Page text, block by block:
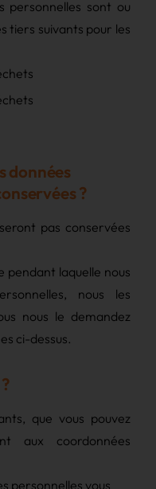
personnelles sont ou
tiers suivants pour les
données
?
pas conservées
laquelle nous
nous les
nous le demandez
ci-dessus.
que vous pouvez
aux coordonnées
personnelles vous